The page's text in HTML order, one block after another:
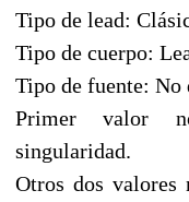
Tipo de lead:
Tipo de cuerpo:
Tipo de fuente: No
Primer valor
singularidad.
Otros dos valores